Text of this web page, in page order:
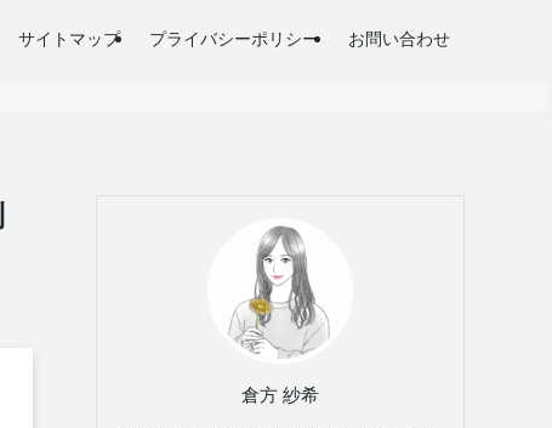
サイトマップ プライバシーポリシー お問い合わせ
倉方 紗希